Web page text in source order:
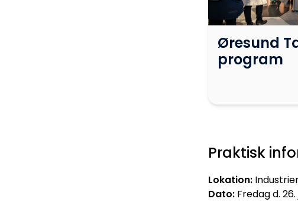
Øresund
program
Praktisk
Lokation:
Dato: Fredag d.